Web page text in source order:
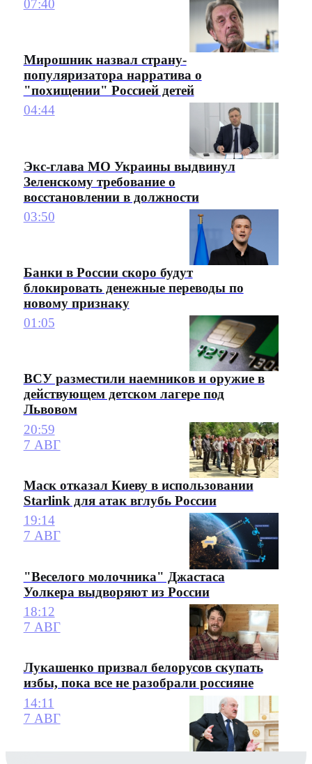
07:40
Мирошник назвал страну-
популяризатора нарратива о
"похищении" Россией детей
04:44
Экс-глава МО Украины выдвинул
Зеленскому требование о
восстановлении в должности
03:50
Банки в России скоро будут
блокировать денежные переводы по
новому признаку
01:05
ВСУ разместили наемников и оружие в
действующем детском лагере под
Львовом
20:59
7 АВГ
Маск отказал Киеву в использовании
Starlink для атак вглубь России
19:14
7 АВГ
"Веселого молочника" Джастаса
Уолкера выдворяют из России
18:12
7 АВГ
Лукашенко призвал белорусов скупать
избы, пока все не разобрали россияне
14:11
7 АВГ